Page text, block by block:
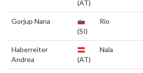
(AT)
Gorjup Nana
(SI)
Rio
Haberreiter
Andrea
(AT)
Nala